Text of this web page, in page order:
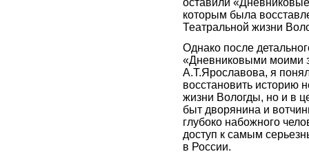
оставили
которым была
Театральной жизни
Однако после
«Дневниковыми моими
А.Т.Ярославова, я
восстановить историю
жизни Вологды, но и в
быт дворянина и
глубоко набожного
доступ к самым
в России.